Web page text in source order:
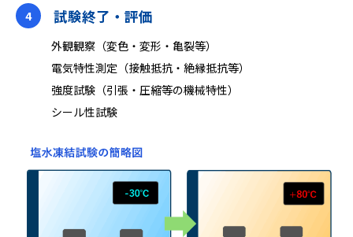
4
試験終了・評価
外観観察（変⾊‧変形‧⻲裂等）
電気特性測定（接触抵抗‧絶縁抵抗等）
強度試験（引張‧圧縮等の機械特性）
シール性試験